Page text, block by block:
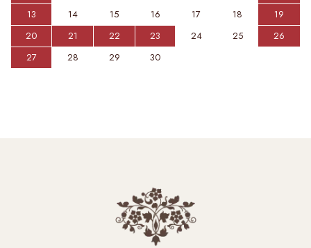
13
14 15 16 17 18
19
20
21 22 23 24 25
26
27
28 29 30